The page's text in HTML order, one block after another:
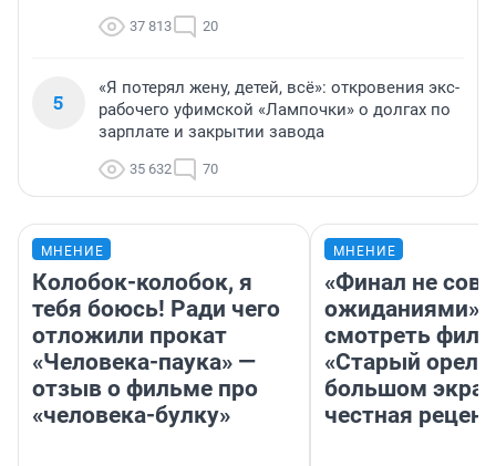
37 813 20
5
«Я потерял жену, детей, всё»: откровения экс-
рабочего уфимской «Лампочки» о долгах по
зарплате и закрытии завода
35 632 70
МНЕНИЕ
Колобок-колобок, я
тебя боюсь! Ради чего
отложили прокат
«Человека-паука» —
отзыв о фильме про
«человека-булку»
МНЕНИЕ
«Финал не
ожиданиями»:
смотреть
«Старый орел»
большом
честная